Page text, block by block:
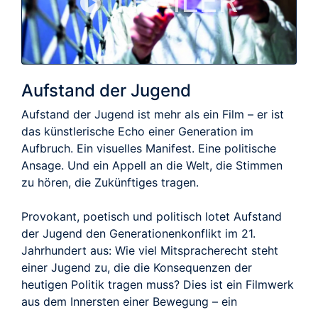
Aufstand der Jugend
Aufstand der Jugend ist mehr als ein Film – er ist
das künstlerische Echo einer Generation im
Aufbruch. Ein visuelles Manifest. Eine politische
Ansage. Und ein Appell an die Welt, die Stimmen
zu hören, die Zukünftiges tragen.
Provokant, poetisch und politisch lotet Aufstand
der Jugend den Generationenkonflikt im 21.
Jahrhundert aus: Wie viel Mitspracherecht steht
einer Jugend zu, die die Konsequenzen der
heutigen Politik tragen muss? Dies ist ein Filmwerk
aus dem Innersten einer Bewegung – ein